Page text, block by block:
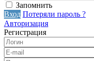
Запомнить
Вход Потеряли пароль ?
Авторизация
Регистрация